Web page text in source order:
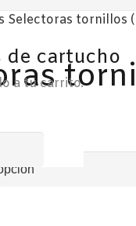
de cartucho
a tu carrito.
Selectoras tornillos